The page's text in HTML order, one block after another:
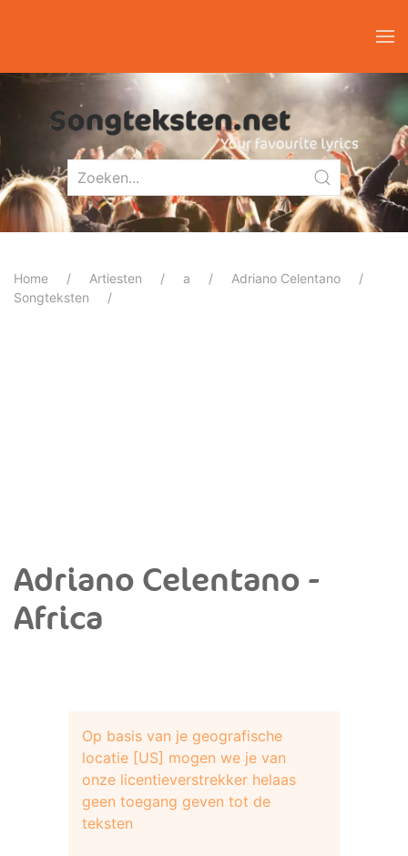
Home Artiesten a
Adriano Celentano
Songteksten
Adriano Celentano -
Africa
Op basis van je geografische
locatie [US] mogen we je van
onze licentieverstrekker helaas
geen toegang geven tot de
teksten